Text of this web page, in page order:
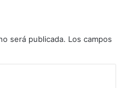
será publicada. Los campos